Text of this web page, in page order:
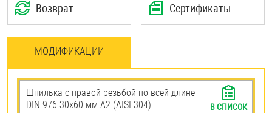
Возврат Сертификаты
МОДИФИКАЦИИ
Шпилька с правой резьбой по всей длине
DIN 976 30х60 мм А2 (AISI 304)
В СПИСОК